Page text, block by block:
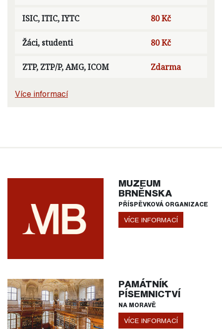
ISIC, ITIC, IYTC 80 Kč
Žáci, studenti 80 Kč
ZTP, ZTP/P, AMG, ICOM Zdarma
Více informací
MUZEUM
BRNĚNSKA
PŘÍSPĚVKOVÁ ORGANIZACE
VÍCE INFORMACÍ
PAMÁTNÍK
PÍSEMNICTVÍ
NA MORAVĚ
VÍCE INFORMACÍ